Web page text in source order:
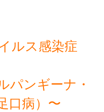
ルス感染症
パンギーナ・
口病）〜